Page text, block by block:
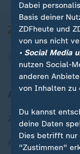
Zuletzt
Aktuelle
Dabei
Basis deiner
ZDFheute und
von uns nicht
• Social Media
nutzen Social-
anderen
von Inhalten zu
Du kannst
deine Daten
Dies betrifft nur
"Zustimmen"